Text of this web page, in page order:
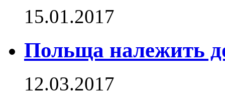
15.01.2017
Польща належить
12.03.2017